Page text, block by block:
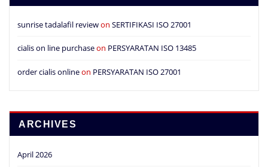
sunrise tadalafil reviewon SERTIFIKASI ISO 27001
cialis on line purchaseon PERSYARATAN ISO 13485
order cialis onlineon PERSYARATAN ISO 27001
ARCHIVES
April 2026